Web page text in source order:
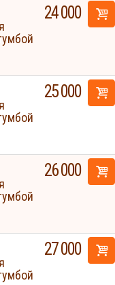
24 000
25 000
26 000
27 000